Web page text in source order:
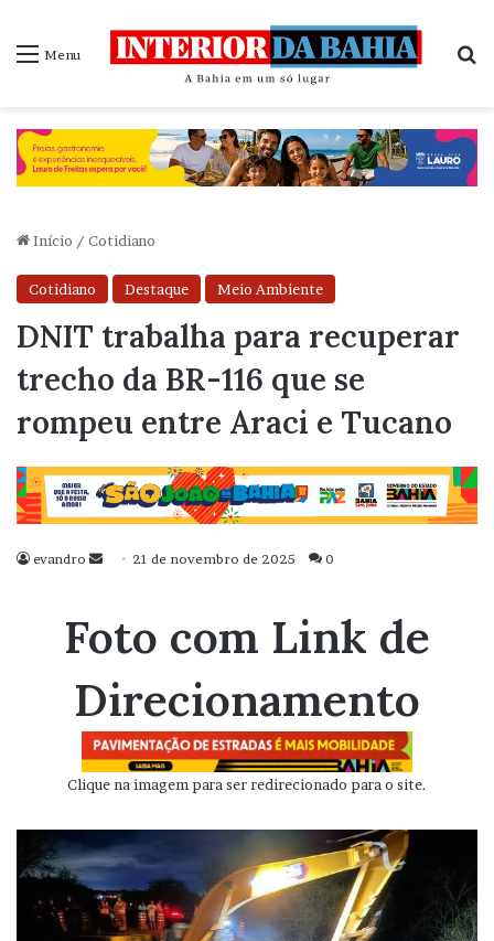
Menu
Início / Cotidiano
Cotidiano Destaque Meio Ambiente
DNIT trabalha para recuperar
trecho da BR-116 que se
rompeu entre Araci e Tucano
evandro
Mande
mail
21 de novembro de 2025 0
Foto com Link de
Direcionamento
Clique na imagem para ser redirecionado para o site.